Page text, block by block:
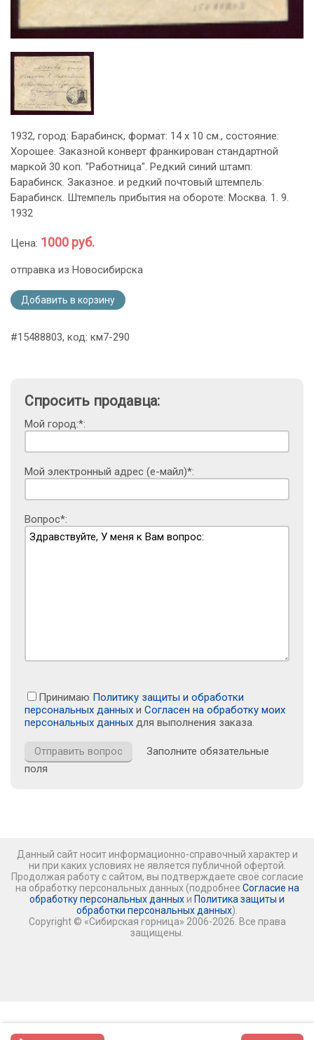
1932, город: Барабинск, формат: 14 х 10 см., состояние:
Хорошее. Заказной конверт франкирован стандартной
маркой 30 коп. "Работница". Редкий синий штамп:
Барабинск. Заказное. и редкий почтовый штемпель:
Барабинск. Штемпель прибытия на обороте: Москва. 1. 9.
1932
Цена: 1000 руб.
отправка из Новосибирска
Добавить в корзину
#15488803, код: км7-290
Спросить продавца:
Мой город:*:
Мой электронный адрес (е-майл)*:
Вопрос*:
Принимаю Политику защиты и обработки
персональных данных и Согласен на обработку моих
персональных данных для выполнения заказа.
Заполните обязательные
поля
Данный сайт носит информационно-справочный характер и
ни при каких условиях не является публичной офертой.
Продолжая работу с сайтом, вы подтверждаете своё согласие
на обработку персональных данных (подробнее Согласие на
обработку персональных данных и Политика защиты и
обработки персональных данных).
Copyright © «Сибирская горница» 2006-2026. Все права
защищены.